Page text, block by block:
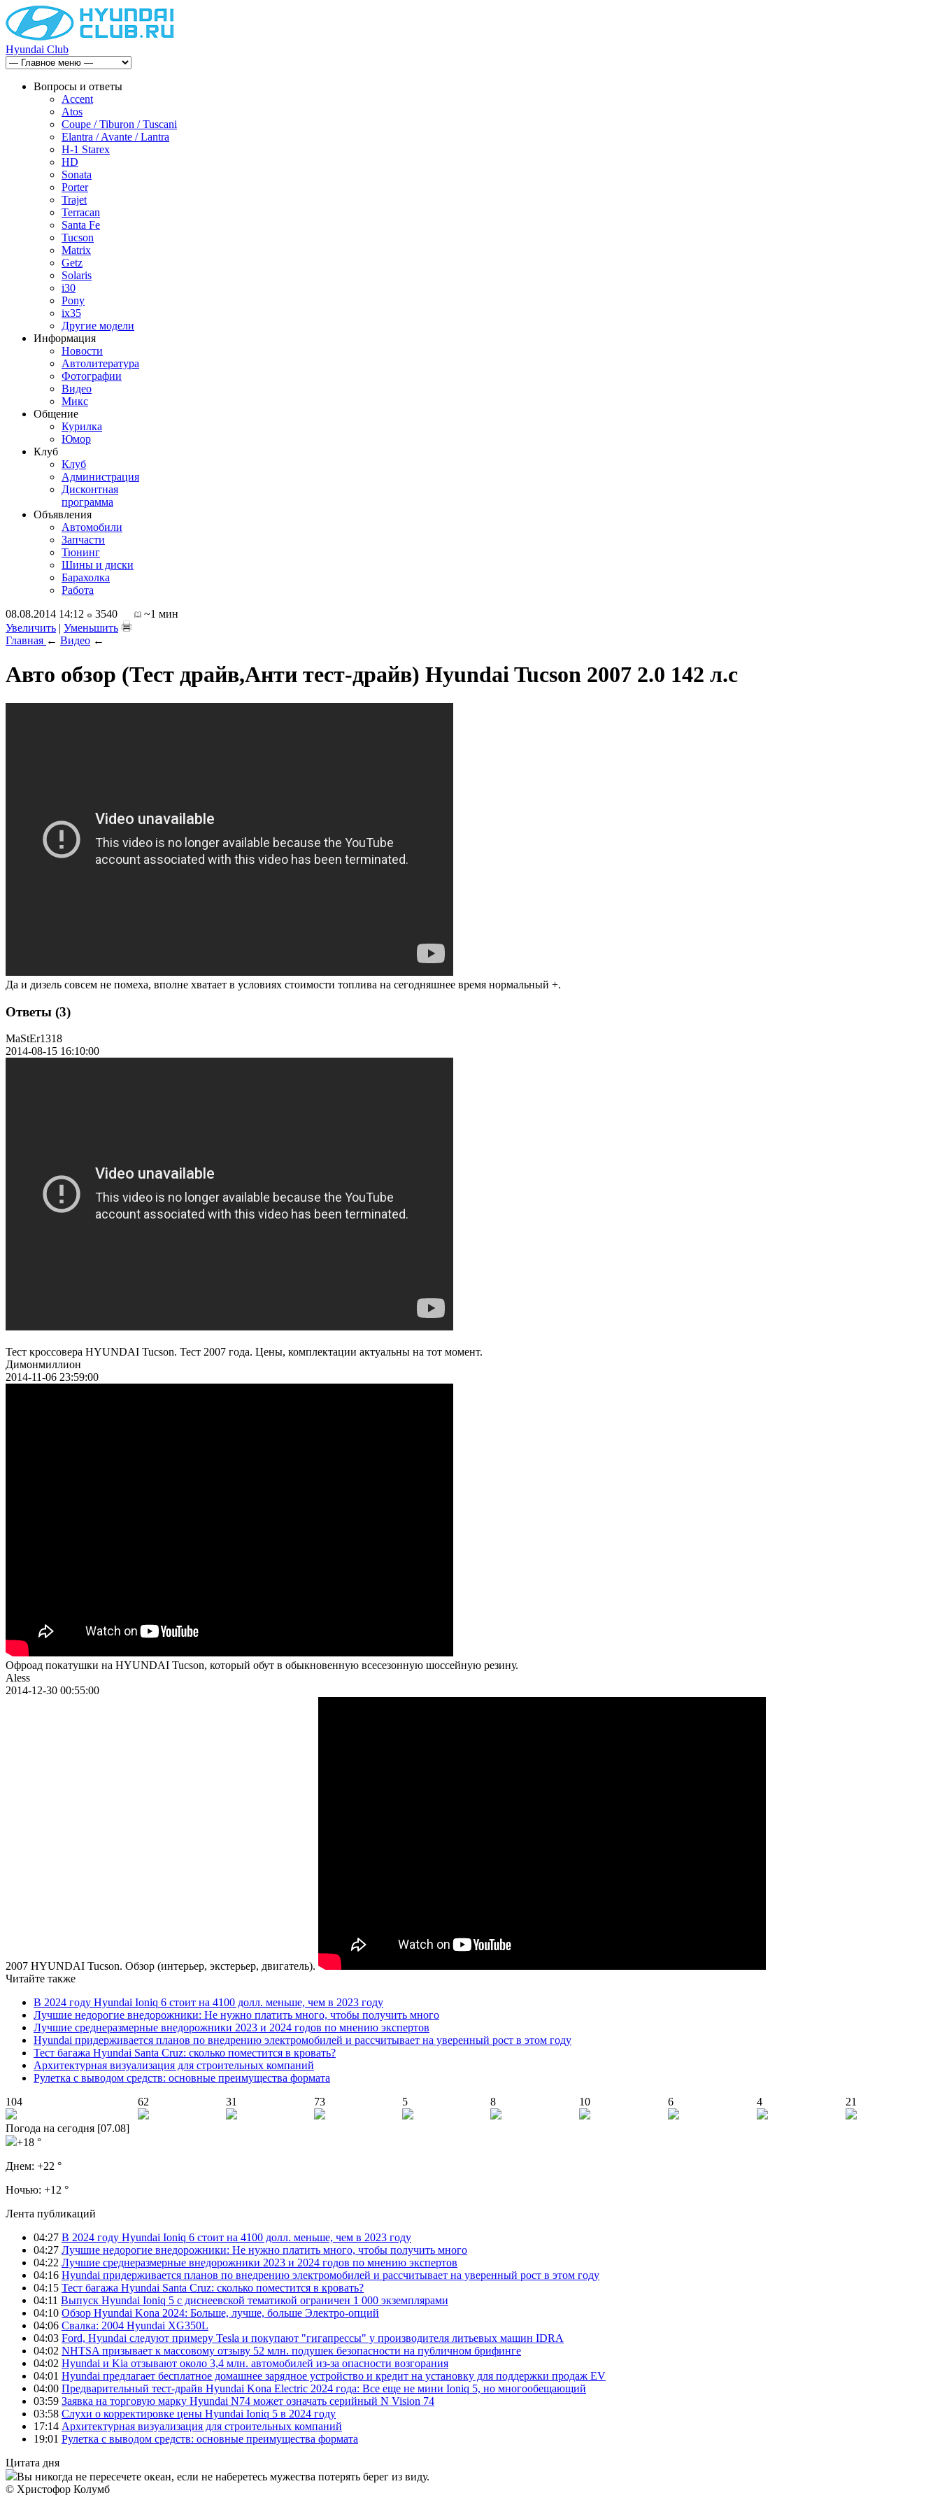
Hyundai Club
Вопросы и ответы
Accent
Atos
Coupe / Tiburon / Tuscani
Elantra / Avante / Lantra
H-1 Starex
HD
Sonata
Porter
Trajet
Terracan
Santa Fe
Tucson
Matrix
Getz
Solaris
i30
Pony
ix35
Другие модели
Информация
Новости
Автолитература
Фотографии
Видео
Микс
Общение
Курилка
Юмор
Клуб
Клуб
Администрация
Дисконтная
программа
Объявления
Автомобили
Запчасти
Тюнинг
Шины и диски
Барахолка
Работа
08.08.2014 14:12
3540
~1 мин
Увеличить | Уменьшить
Главная ← Видео ←
Авто обзор (Тест драйв,Анти тест-драйв) Hyundai Tucson 2007 2.0 142 л.с
Да и дизель совсем не помеха, вполне хватает в условиях стоимости топлива на сегодняшнее время нормальный +.
Ответы (3)
MaStEr1318
2014-08-15 16:10:00
Тест кроссовера HYUNDAI Tucson. Тест 2007 года. Цены, комплектации актуальны на тот момент.
Димонмиллион
2014-11-06 23:59:00
Офроад покатушки на HYUNDAI Tucson, который обут в обыкновенную всесезонную шоссейную резину.
Aless
2014-12-30 00:55:00
2007 HYUNDAI Tucson. Обзор (интерьер, экстерьер, двигатель).
Читайте также
В 2024 году Hyundai Ioniq 6 стоит на 4100 долл. меньше, чем в 2023 году
Лучшие недорогие внедорожники: Не нужно платить много, чтобы получить много
Лучшие среднеразмерные внедорожники 2023 и 2024 годов по мнению экспертов
Hyundai придерживается планов по внедрению электромобилей и рассчитывает на уверенный рост в этом году
Тест багажа Hyundai Santa Cruz: сколько поместится в кровать?
Архитектурная визуализация для строительных компаний
Рулетка с выводом средств: основные преимущества формата
104
62 31 73 5 8 10 6 4 21
Погода на сегодня [07.08]
+18 °
Днем: +22 °
Ночью: +12 °
Лента публикаций
04:27 В 2024 году Hyundai Ioniq 6 стоит на 4100 долл. меньше, чем в 2023 году
04:27 Лучшие недорогие внедорожники: Не нужно платить много, чтобы получить много
04:22 Лучшие среднеразмерные внедорожники 2023 и 2024 годов по мнению экспертов
04:16 Hyundai придерживается планов по внедрению электромобилей и рассчитывает на уверенный рост в этом году
04:15 Тест багажа Hyundai Santa Cruz: сколько поместится в кровать?
04:11 Выпуск Hyundai Ioniq 5 с диснеевской тематикой ограничен 1 000 экземплярами
04:10 Обзор Hyundai Kona 2024: Больше, лучше, больше Электро-опций
04:06 Свалка: 2004 Hyundai XG350L
04:03 Ford, Hyundai следуют примеру Tesla и покупают "гигапрессы" у производителя литьевых машин IDRA
04:02 NHTSA призывает к массовому отзыву 52 млн. подушек безопасности на публичном брифинге
04:02 Hyundai и Kia отзывают около 3,4 млн. автомобилей из-за опасности возгорания
04:01 Hyundai предлагает бесплатное домашнее зарядное устройство и кредит на установку для поддержки продаж EV
04:00 Предварительный тест-драйв Hyundai Kona Electric 2024 года: Все еще не мини Ioniq 5, но многообещающий
03:59 Заявка на торговую марку Hyundai N74 может означать серийный N Vision 74
03:58 Слухи о корректировке цены Hyundai Ioniq 5 в 2024 году
17:14 Архитектурная визуализация для строительных компаний
19:01 Рулетка с выводом средств: основные преимущества формата
Цитата дня
Вы никогда не пересечете океан, если не наберетесь мужества потерять берег из виду.
© Христофор Колумб